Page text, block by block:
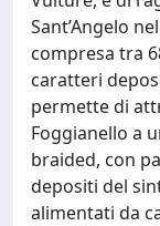
Sant’Angelo
compresa tra
caratteri
permette di
Foggianello a
braided, con
depositi del
alimentati da